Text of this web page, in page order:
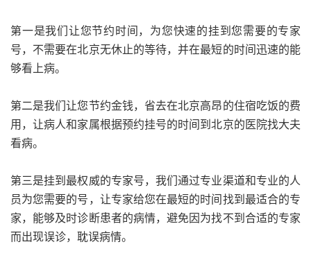
第一是我们让您节约时间，为您快速的挂到您需要的专家
号，不需要在北京无休止的等待，并在最短的时间迅速的能
够看上病。
第二是我们让您节约金钱，省去在北京高昂的住宿吃饭的费
用，让病人和家属根据预约挂号的时间到北京的医院找大夫
看病。
第三是挂到最权威的专家号，我们通过专业渠道和专业的人
员为您需要的号，让专家给您在最短的时间找到最适合的专
家，能够及时诊断患者的病情，避免因为找不到合适的专家
而出现误诊，耽误病情。